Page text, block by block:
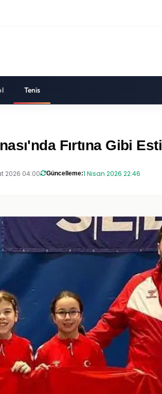
Tenis
Fırtına Gibi Esti
2026 04:00 Güncelleme:1 Nisan 2026 22:46